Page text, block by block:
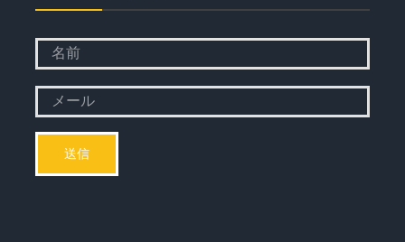
Please
this
empty.
Please
this
field